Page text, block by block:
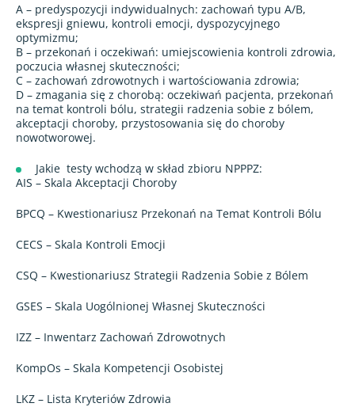
A – predyspozycji indywidualnych: zachowań typu A/B,
ekspresji gniewu, kontroli emocji, dyspozycyjnego
optymizmu;
B – przekonań i oczekiwań: umiejscowienia kontroli zdrowia,
poczucia własnej skuteczności;
C – zachowań zdrowotnych i wartościowania zdrowia;
D – zmagania się z chorobą: oczekiwań pacjenta, przekonań
na temat kontroli bólu, strategii radzenia sobie z bólem,
akceptacji choroby, przystosowania się do choroby
nowotworowej.
Jakie testy wchodzą w skład zbioru NPPPZ:
AIS – Skala Akceptacji Choroby
BPCQ – Kwestionariusz Przekonań na Temat Kontroli Bólu
CECS – Skala Kontroli Emocji
CSQ – Kwestionariusz Strategii Radzenia Sobie z Bólem
GSES – Skala Uogólnionej Własnej Skuteczności
IZZ – Inwentarz Zachowań Zdrowotnych
KompOs – Skala Kompetencji Osobistej
LKZ – Lista Kryteriów Zdrowia